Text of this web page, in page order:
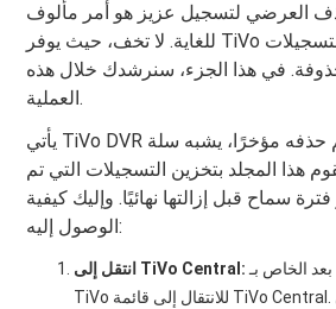
العرضي لتسجيل عزيز هو أمر مألوف
للغاية. لا تخف، حيث يوفر TiVo خيارات لاستعادة التسجيلات
في هذا الجزء، سنرشدك خلال هذه
العملية.
يأتي TiVo DVR مزودًا بمجلد تم حذفه مؤخرًا، يشبه سلة
هذا المجلد بتخزين التسجيلات التي تم
سماح قبل إزالتها نهائيًا. وإليك كيفية
الوصول إليه:
انتقل إلى TiVo Central: استخدم جهاز التحكم عن بعد الخاص بـ
TiVo للانتقال إلى قائمة TiVo Central. هذا هو المحور الرئيسي